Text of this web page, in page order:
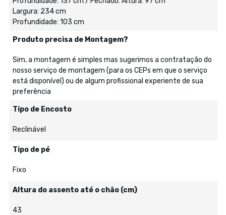
Largura: 234 cm
Profundidade: 103 cm
Produto precisa de Montagem?
Sim, a montagem é simples mas sugerimos a contratação do
nosso serviço de montagem (para os CEPs em que o serviço
está disponível) ou de algum profissional experiente de sua
preferência
Tipo de Encosto
Reclinável
Tipo de pé
Fixo
Altura do assento até o chão (cm)
43